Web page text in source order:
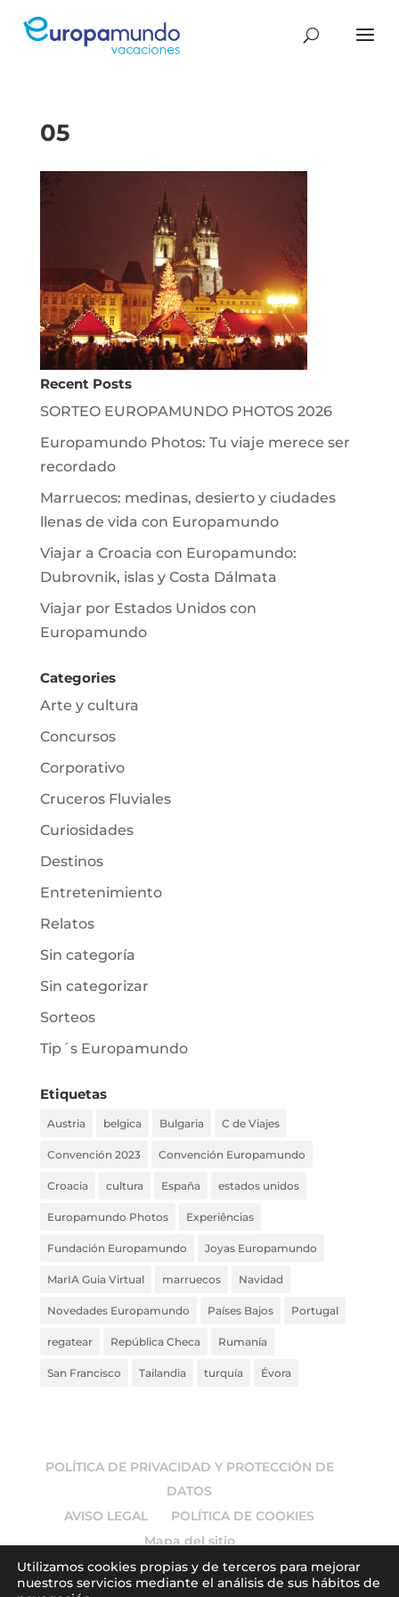
05
Recent Posts
SORTEO EUROPAMUNDO PHOTOS 2026
Europamundo Photos: Tu viaje merece ser
recordado
Marruecos: medinas, desierto y ciudades
llenas de vida con Europamundo
Viajar a Croacia con Europamundo:
Dubrovnik, islas y Costa Dálmata
Viajar por Estados Unidos con
Europamundo
Categories
Arte y cultura
Concursos
Corporativo
Cruceros Fluviales
Curiosidades
Destinos
Entretenimiento
Relatos
Sin categoría
Sin categorizar
Sorteos
Tip´s Europamundo
Etiquetas
Austria belgica Bulgaria C de Viajes
Convención 2023 Convención Europamundo
Croacia cultura España estados unidos
Europamundo Photos Experiências
Fundación Europamundo Joyas Europamundo
MarIA Guia Virtual marruecos Navidad
Novedades Europamundo Países Bajos Portugal
regatear República Checa Rumanía
San Francisco Tailandia turquía Évora
POLÍTICA DE PRIVACIDAD Y PROTECCIÓN DE
DATOS
AVISO LEGAL
POLÍTICA DE COOKIES
Mapa del sitio
Utilizamos cookies propias y de terceros para mejorar
nuestros servicios mediante el análisis de sus hábitos de